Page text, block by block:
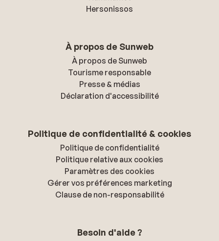
Hersonissos
À propos de Sunweb
À propos de Sunweb
Tourisme responsable
Presse & médias
Déclaration d'accessibilité
Politique de confidentialité & cookies
Politique de confidentialité
Politique relative aux cookies
Paramètres des cookies
Gérer vos préférences marketing
Clause de non-responsabilité
Besoin d'aide ?